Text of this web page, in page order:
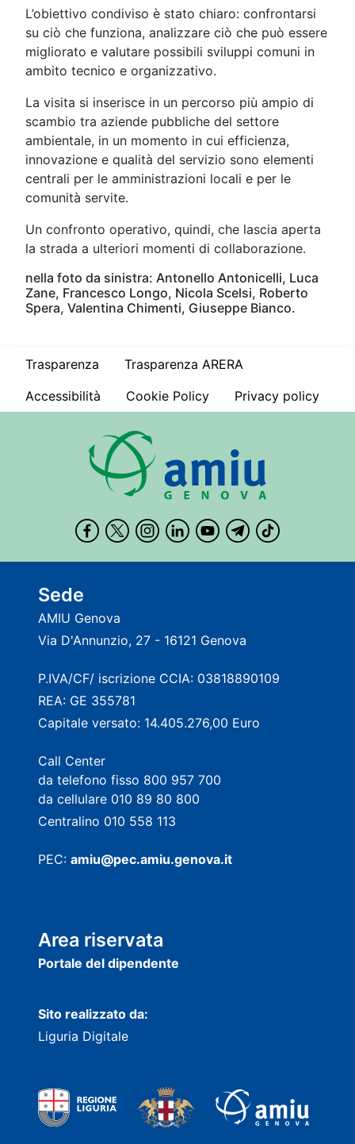
L’obiettivo condiviso è stato chiaro: confrontarsi
su ciò che funziona, analizzare ciò che può essere
migliorato e valutare possibili sviluppi comuni in
ambito tecnico e organizzativo.
La visita si inserisce in un percorso più ampio di
scambio tra aziende pubbliche del settore
ambientale, in un momento in cui efficienza,
innovazione e qualità del servizio sono elementi
centrali per le amministrazioni locali e per le
comunità servite.
Un confronto operativo, quindi, che lascia aperta
la strada a ulteriori momenti di collaborazione.
nella foto da sinistra: Antonello Antonicelli, Luca
Zane, Francesco Longo, Nicola Scelsi, Roberto
Spera, Valentina Chimenti, Giuseppe Bianco.
Trasparenza
Trasparenza ARERA
Accessibilità
Cookie Policy Privacy policy
Sede
AMIU Genova
Via D'Annunzio, 27 - 16121 Genova
P.IVA/CF/ iscrizione CCIA: 03818890109
REA: GE 355781
Capitale versato: 14.405.276,00 Euro
Call Center
da telefono fisso 800 957 700
da cellulare 010 89 80 800
Centralino 010 558 113
PEC: amiu@pec.amiu.genova.it
Area riservata
Portale del dipendente
Sito realizzato da:
Liguria Digitale